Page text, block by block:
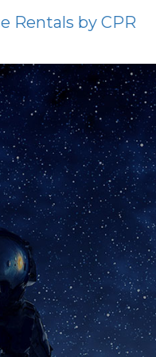
Rentals by CPR